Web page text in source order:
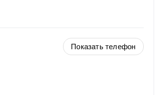
Показать телефон